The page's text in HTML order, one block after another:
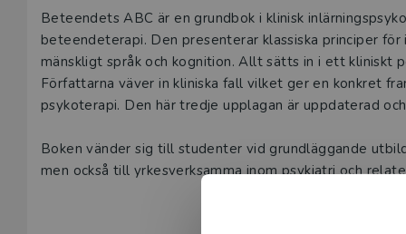
Beskrivning
Beteendets ABC är en grundbok i klinisk
beteendeterapi. Den presenterar klassiska principer
mänskligt språk och kognition. Allt sätts in i ett kliniskt
Författarna väver in kliniska fall vilket ger en konkret
psykoterapi. Den här tredje upplagan är uppdaterad
Boken vänder sig till studenter vid grundläggande
men också till yrkesverksamma inom psykiatri och